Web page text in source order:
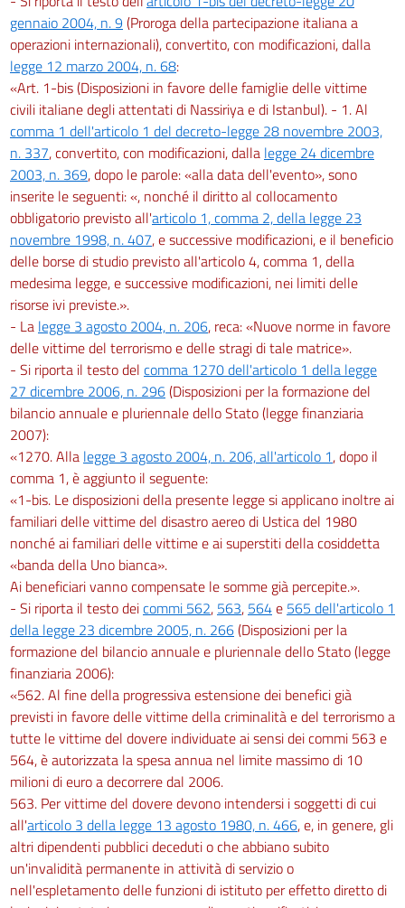
gennaio 2004, n. 9 (Proroga della partecipazione italiana a
operazioni internazionali), convertito, con modificazioni, dalla
legge 12 marzo 2004, n. 68:
«Art. 1-bis (Disposizioni in favore delle famiglie delle vittime
civili italiane degli attentati di Nassiriya e di Istanbul). - 1. Al
comma 1 dell'articolo 1 del decreto-legge 28 novembre 2003,
n. 337, convertito, con modificazioni, dalla legge 24 dicembre
2003, n. 369, dopo le parole: «alla data dell'evento», sono
inserite le seguenti: «, nonché il diritto al collocamento
obbligatorio previsto all'articolo 1, comma 2, della legge 23
novembre 1998, n. 407, e successive modificazioni, e il beneficio
delle borse di studio previsto all'articolo 4, comma 1, della
medesima legge, e successive modificazioni, nei limiti delle
risorse ivi previste.».
- La legge 3 agosto 2004, n. 206, reca: «Nuove norme in favore
delle vittime del terrorismo e delle stragi di tale matrice».
- Si riporta il testo del comma 1270 dell'articolo 1 della legge
27 dicembre 2006, n. 296(Disposizioni per la formazione del
bilancio annuale e pluriennale dello Stato (legge finanziaria
2007):
«1270. Alla legge 3 agosto 2004, n. 206, all'articolo 1, dopo il
comma 1, è aggiunto il seguente:
«1-bis. Le disposizioni della presente legge si applicano inoltre ai
familiari delle vittime del disastro aereo di Ustica del 1980
nonché ai familiari delle vittime e ai superstiti della cosiddetta
«banda della Uno bianca».
Ai beneficiari vanno compensate le somme già percepite.».
- Si riporta il testo deicommi 562, 563, 564e 565 dell'articolo 1
della legge 23 dicembre 2005, n. 266(Disposizioni per la
formazione del bilancio annuale e pluriennale dello Stato (legge
finanziaria 2006):
«562. Al fine della progressiva estensione dei benefici già
previsti in favore delle vittime della criminalità e del terrorismo a
tutte le vittime del dovere individuate ai sensi dei commi 563 e
564, è autorizzata la spesa annua nel limite massimo di 10
milioni di euro a decorrere dal 2006.
563. Per vittime del dovere devono intendersi i soggetti di cui
all'articolo 3 della legge 13 agosto 1980, n. 466, e, in genere, gli
altri dipendenti pubblici deceduti o che abbiano subito
un'invalidità permanente in attività di servizio o
nell'espletamento delle funzioni di istituto per effetto diretto di